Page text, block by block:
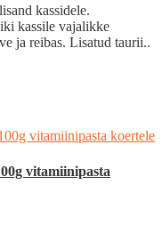
kassidele.
kassile vajalikke
ja reibas. Lisatud taurii..
vitamiinipasta